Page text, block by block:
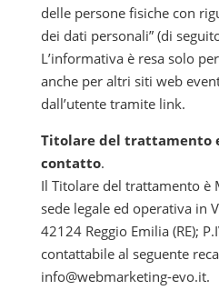
delle persone fisiche con
dei dati personali” (di
L’informativa è resa solo
anche per altri siti web
dall’utente tramite link.
Titolare del trattamento
contatto.
Il Titolare del trattamento è
sede legale ed operativa in
42124 Reggio Emilia (RE);
contattabile al seguente
info@webmarketing-evo.it.